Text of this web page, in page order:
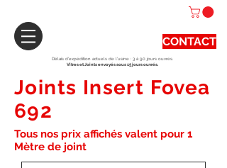
CONTACT
Délais d'expédition actuels de l'usine : 3 à 90 jours ouvrés.
Vitres et Joints envoyés sous 15 jours ouvrés.
Joints Insert Fovea
692
Tous nos prix affichés valent pour 1
Mètre de joint